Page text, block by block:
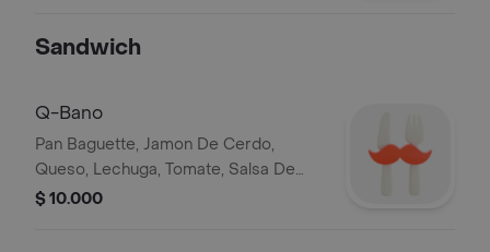
Sandwich
Q-Bano
Pan Baguette, Jamon De Cerdo,
Queso, Lechuga, Tomate, Salsa De
Ajo
$ 10.000